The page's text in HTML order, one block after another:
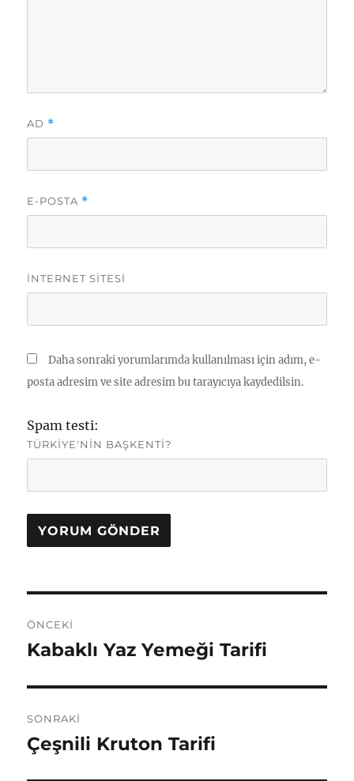
AD *
E-POSTA *
İNTERNET SITESI
Daha sonraki yorumlarımda kullanılması için adım, e-
posta adresim ve site adresim bu tarayıcıya kaydedilsin.
Spam testi:
TÜRKIYE'NIN BAŞKENTI?
gezinmesi
ÖNCEKI
Önceki
Kabaklı Yaz Yemeği Tarifi
SONRAKI
Sonraki
Çeşnili Kruton Tarifi